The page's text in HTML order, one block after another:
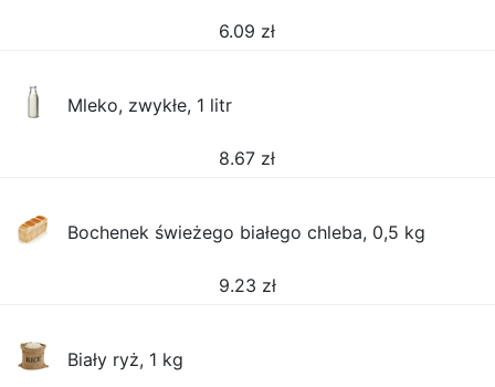
6.09 zł
Mleko, zwykłe, 1 litr
8.67 zł
Bochenek świeżego białego chleba, 0,5 kg
9.23 zł
Biały ryż, 1 kg